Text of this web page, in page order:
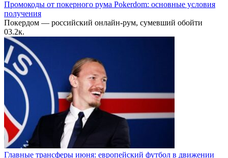
Промокоды от покерного рума Pokerdom: основные условия
получения
Покердом — российский онлайн-рум, сумевший обойти
03.2к.
Главные трансферы июня: европейский футбол в движении